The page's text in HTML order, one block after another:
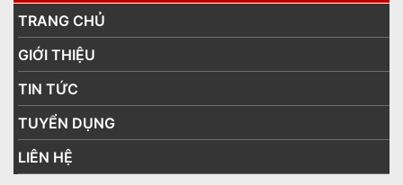
TRANG CHỦ
GIỚI THIỆU
TIN TỨC
TUYỂN DỤNG
LIÊN HỆ